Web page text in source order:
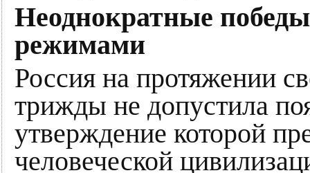
Неоднократные
режимами
Россия на протяжении
трижды не допустила
утверждение которой
человеческой